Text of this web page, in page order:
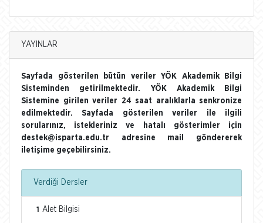
YAYINLAR
Sayfada gösterilen bütün veriler YÖK Akademik Bilgi
Sisteminden getirilmektedir. YÖK Akademik Bilgi
Sistemine girilen veriler 24 saat aralıklarla senkronize
edilmektedir. Sayfada gösterilen veriler ile ilgili
sorularınız, istekleriniz ve hatalı gösterimler için
destek@isparta.edu.tr adresine mail göndererek
iletişime geçebilirsiniz.
Verdiği Dersler
1 Alet Bilgisi